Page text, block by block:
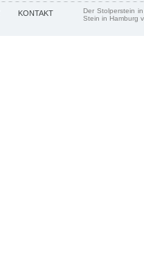
KONTAKT
Der Stolperstein
Stein in Hamburg